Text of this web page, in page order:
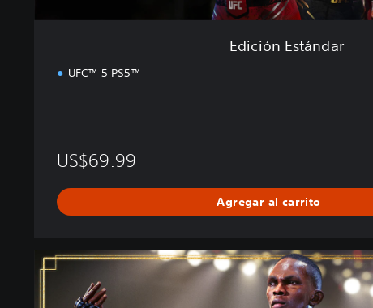
Edición Estándar
UFC™ 5 PS5™
US$69.99
Agregar al carrito
d